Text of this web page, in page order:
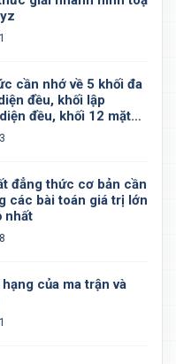
cần nhớ về 5 khối đa
đều, khối lập
đều, khối 12 mặt
đẳng thức cơ bản cần
các bài toán giá trị lớn
nhất
của ma trận và